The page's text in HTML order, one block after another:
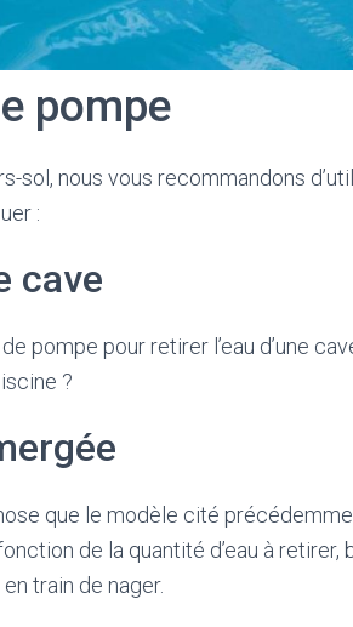
pompe
sol, nous vous recommandons
:
cave
pompe pour retirer l’eau d’une
?
que le modèle cité
de la quantité d’eau à retirer,
train de nager.